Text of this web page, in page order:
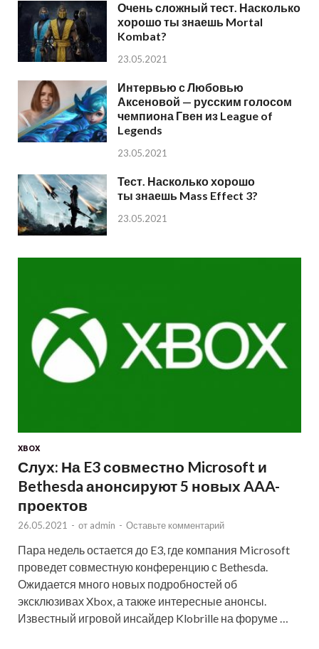
Очень сложный тест. Насколько
хорошо ты знаешь Mortal
Kombat?
23.05.2021
Интервью с Любовью
Аксеновой — русским голосом
чемпиона Гвен из League of
Legends
23.05.2021
Тест. Насколько хорошо
ты знаешь Mass Effect 3?
23.05.2021
XBOX
Слух: На E3 совместно Microsoft и
Bethesda анонсируют 5 новых AAA-
проектов
26.05.2021 - от admin - Оставьте комментарий
Пара недель остается до E3, где компания Microsoft
проведет совместную конференцию с Bethesda.
Ожидается много новых подробностей об
эксклюзивах Xbox, а также интересные анонсы.
Известный игровой инсайдер Klobrille на форуме …